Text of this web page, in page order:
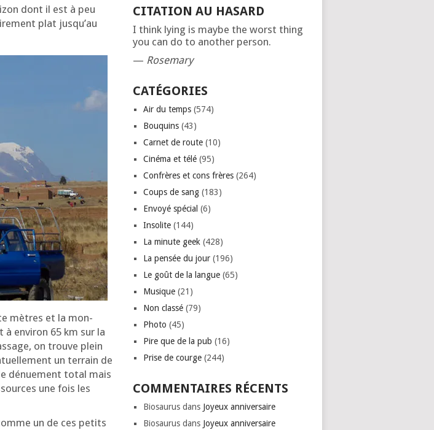
dont il est à peu
plat jus­qu’au
mètres et la mon­
envi­ron 65 km sur la
on trouve plein
un ter­rain de
dénue­ment total mais
une fois les
un de ces petits
CITATION AU HASARD
I think lying is maybe the worst thing
you can do to another person.
— Rosemary
CATÉGORIES
Air du temps (574)
Bouquins (43)
Carnet de route (10)
Cinéma et télé (95)
Confrères et cons frères (264)
Coups de sang (183)
Envoyé spécial (6)
Insolite (144)
La minute geek (428)
La pensée du jour (196)
Le goût de la langue (65)
Musique (21)
Non classé (79)
Photo (45)
Pire que de la pub (16)
Prise de courge (244)
COMMENTAIRES RÉCENTS
Biosaurus dans Joyeux anniversaire
Biosaurus dans Joyeux anniversaire